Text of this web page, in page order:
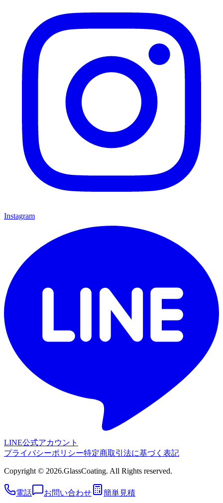
Instagram
LINE公式アカウント
プライバシーポリシー特定商取引法に基づく表記
Copyright © 2026.GlassCoating. All Rights reserved.
電話 お問い合わせ 簡単見積